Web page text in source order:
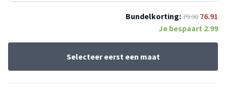
Bundelkorting:79.90 76.91
Je bespaart 2.99
Selecteer eerst een maat